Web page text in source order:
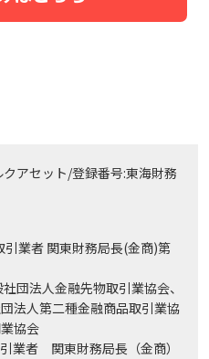
アセット/登録番号:東海財務
引業者 関東財務局長(金商)第
団法人金融先物取引業協会、
法人第二種金融商品取引業協
協会
業者 関東財務局長（金商）